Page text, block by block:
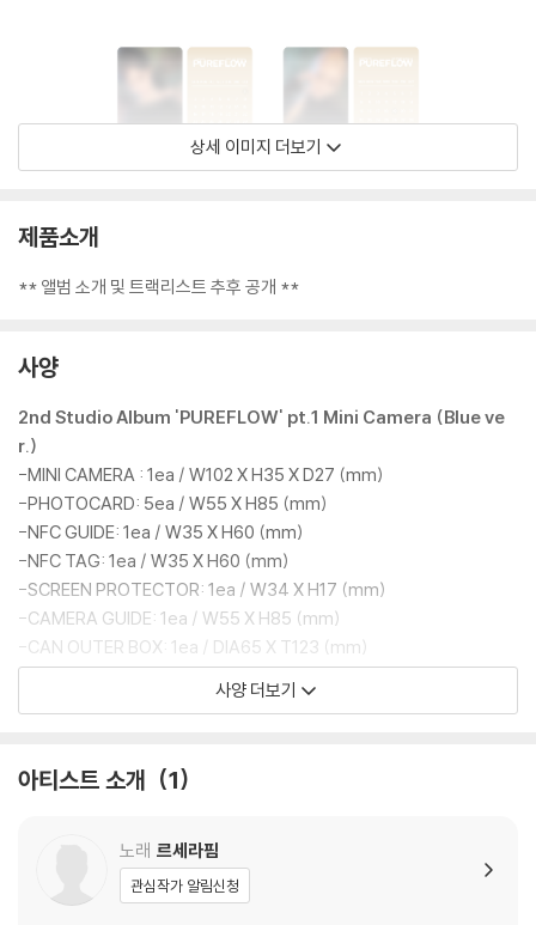
상세 이미지 더보기
제품소개
** 앨범 소개 및 트랙리스트 추후 공개 **
사양
2nd Studio Album 'PUREFLOW' pt.1 Mini Camera (Blue ve
r.)
-MINI CAMERA : 1ea / W102 X H35 X D27 (mm)
-PHOTOCARD: 5ea / W55 X H85 (mm)
-NFC GUIDE: 1ea / W35 X H60 (mm)
-NFC TAG: 1ea / W35 X H60 (mm)
-SCREEN PROTECTOR: 1ea / W34 X H17 (mm)
-CAMERA GUIDE: 1ea / W55 X H85 (mm)
-CAN OUTER BOX: 1ea / DIA65 X T123 (mm)
NFC를 태그하여 2nd Studio Album 'PUREFLOW' pt.1 (Mini Camer
사양 더보기
아티스트 소개 1
노래 르세라핌
관심작가 알림신청